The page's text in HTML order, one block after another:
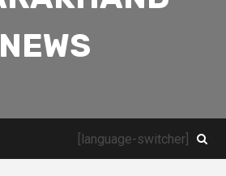
NEWS
[language-switcher]